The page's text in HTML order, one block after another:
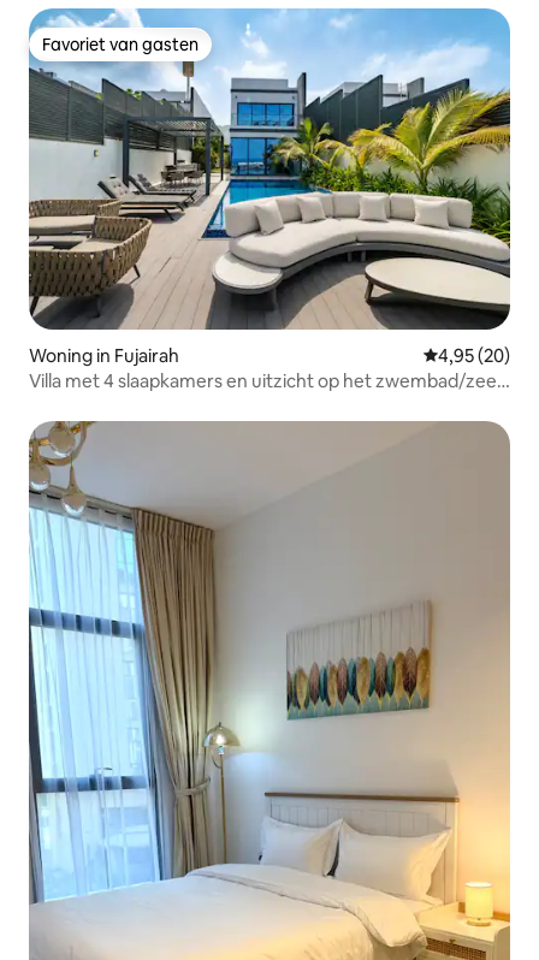
Favoriet van gasten
Favoriet van gasten
Woning in Fujairah Gemiddelde
4,95 (20)
Villa met 4 slaapkamers en uitzicht op het zwembad/zee